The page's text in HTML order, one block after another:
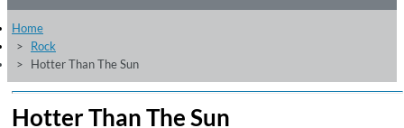
Hörtipps
Videos
Home
Rock
Hotter Than The Sun
Hotter Than The Sun